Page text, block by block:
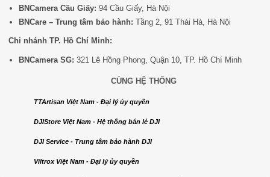
BNCamera Cầu Giấy: 94 Cầu Giấy, Hà Nội
BNCare – Trung tâm bảo hành: Tầng 2, 91 Thái Hà, Hà Nội
Chi nhánh TP. Hồ Chí Minh:
BNCamera SG: 321 Lê Hồng Phong, Quận 10, TP. Hồ Chí Minh
CÙNG HỆ THỐNG
TTArtisan Việt Nam - Đại lý ủy quyền
DJIStore Việt Nam - Hệ thống bán lẻ DJI
DJI Service - Trung tâm bảo hành DJI
Viltrox Việt Nam - Đại lý ủy quyền